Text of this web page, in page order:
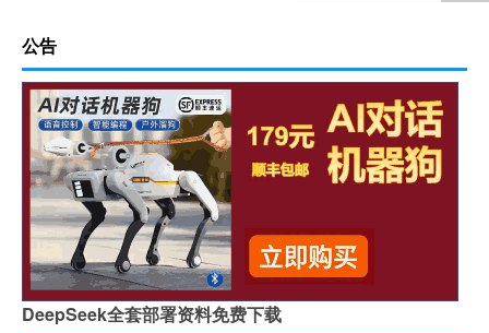
公告
DeepSeek全套部署资料免费下载